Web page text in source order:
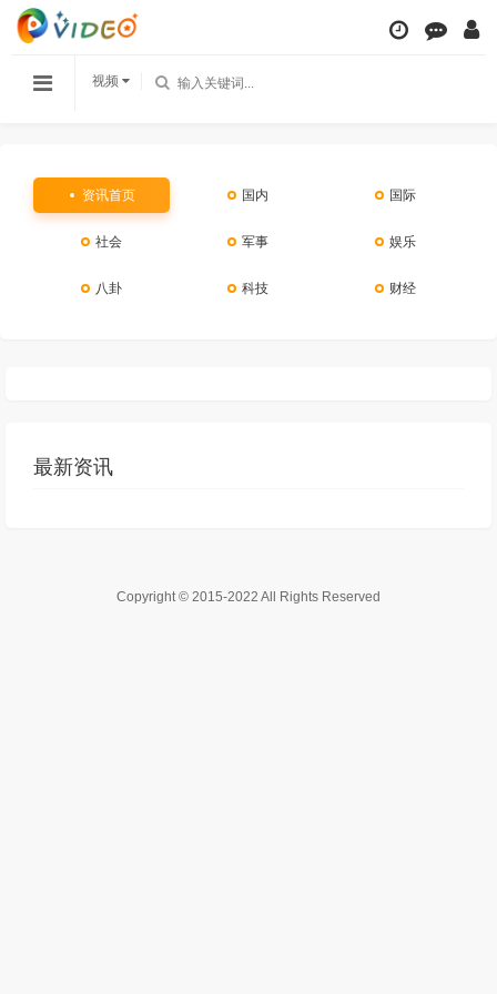
视频
资讯首页 国内 国际
社会 军事 娱乐
八卦 科技 财经
最新资讯
Copyright © 2015-2022 All Rights Reserved